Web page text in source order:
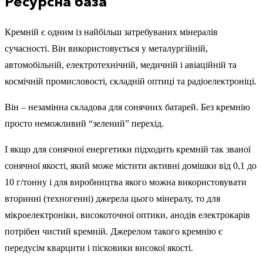
Кремній є одним із найбільш затребуваних мінералів
сучасності. Він використовується у металургійній,
автомобільній, електротехнічній, медичній і авіаційній та
космічній промисловості, складній оптиці та радіоелектроніці.
Він – незамінна складова для сонячних батарей. Без кремнію
просто неможливий “зелений” перехід.
І якщо для сонячної енергетики підходить кремній так званої
сонячної якості, який може містити активні домішки від 0,1 до
10 г/тонну і для виробництва якого можна використовувати
вторинні (техногенні) джерела цього мінералу, то для
мікроелектроніки, високоточної оптики, анодів електрокарів
потрібен чистий кремній. Джерелом такого кремнію є
передусім кварцити і пісковики високої якості.